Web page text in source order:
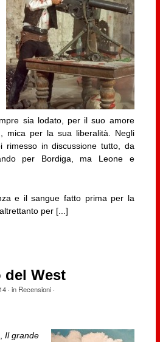
sia lodato, per il suo amore
mica per la sua liberalità. Negli
rimesso in discussione tutto, da
per Bordiga, ma Leone e
e il sangue fatto prima per la
per [...]
West
· in Recensioni·
Il grande